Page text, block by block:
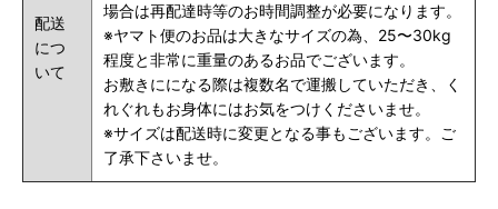
配送
につ
いて
場合は再配達時等のお時間調整が必要になります。
※ヤマト便のお品は大きなサイズの為、25〜30kg
程度と非常に重量のあるお品でございます。
お敷きにになる際は複数名で運搬していただき、く
れぐれもお身体にはお気をつけくださいませ。
※サイズは配送時に変更となる事もございます。ご
了承下さいませ。